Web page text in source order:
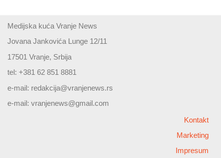
Medijska kuća Vranje News
Jovana Jankovića Lunge 12/11
17501 Vranje, Srbija
tel: +381 62 851 8881
e-mail: redakcija@vranjenews.rs
e-mail: vranjenews@gmail.com
Kontakt
Marketing
Impresum